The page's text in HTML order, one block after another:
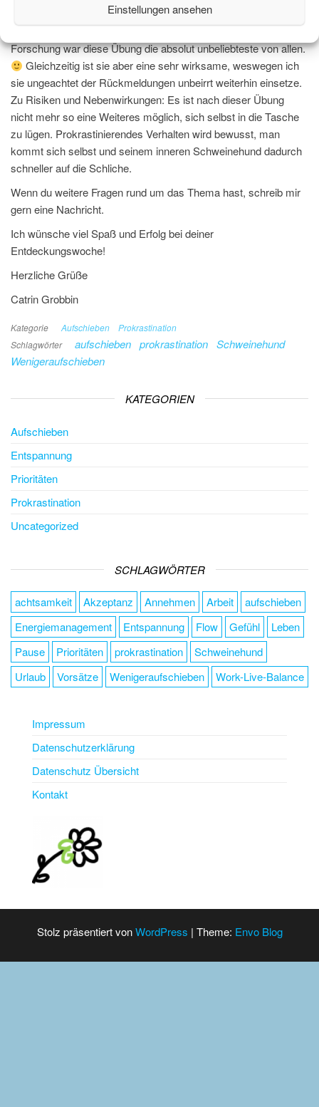
Einstellungen ansehen
auch in meinen Kursen aufgebe. Eins vorweg: Sie ist nicht
Forschung war diese Übung die absolut unbeliebteste von allen.
Gleichzeitig ist sie aber eine sehr wirksame, weswegen ich
sie ungeachtet der Rückmeldungen unbeirrt weiterhin einsetze.
Zu Risiken und Nebenwirkungen: Es ist nach dieser Übung
nicht mehr so eine Weiteres möglich, sich selbst in die Tasche
zu lügen. Prokrastinierendes Verhalten wird bewusst, man
kommt sich selbst und seinem inneren Schweinehund dadurch
schneller auf die Schliche.
Wenn du weitere Fragen rund um das Thema hast, schreib mir
gern eine Nachricht.
Ich wünsche viel Spaß und Erfolg bei deiner
Entdeckungswoche!
Herzliche Grüße
Catrin Grobbin
Kategorie Aufschieben
Prokrastination
Schlagwörter
aufschieben prokrastination Schweinehund
Wenigeraufschieben
KATEGORIEN
Aufschieben
Entspannung
Prioritäten
Prokrastination
Uncategorized
SCHLAGWÖRTER
achtsamkeit Akzeptanz Annehmen Arbeit
aufschieben
Energiemanagement
Entspannung Flow Gefühl
Leben
Pause
Prioritäten prokrastination
Schweinehund
Urlaub
Vorsätze Wenigeraufschieben Work-Live-Balance
Impressum
Datenschutzerklärung
Datenschutz Übersicht
Kontakt
Stolz präsentiert vonWordPress | Theme: Envo Blog